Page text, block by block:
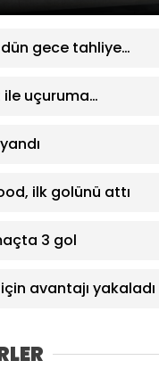
gece tahliye
ile uçuruma
ilk golünü attı
3 gol
avantajı yakaladı